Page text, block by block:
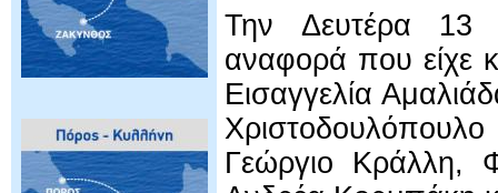
Την Δευτέρα 13
αναφορά που είχε
Εισαγγελία
Γεώργιο Κράλλη,